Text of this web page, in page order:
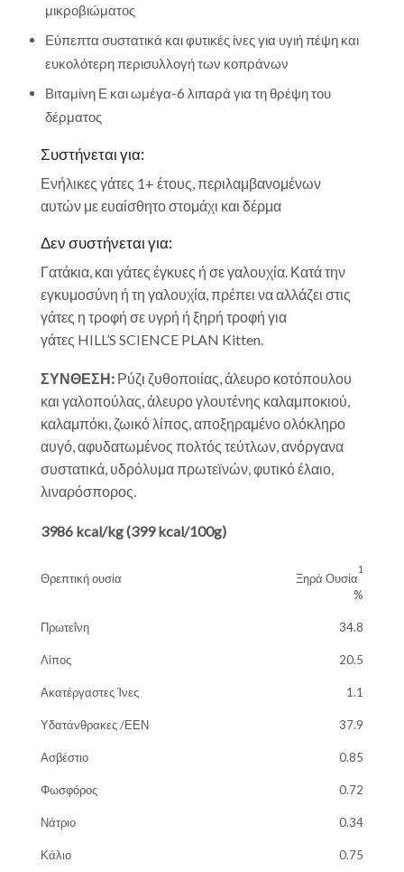
μικροβιώματος
Εύπεπτα συστατικά και φυτικές ίνες για υγιή πέψη και
ευκολότερη περισυλλογή των κοπράνων
Βιταμίνη Ε και ωμέγα-6 λιπαρά για τη θρέψη του
δέρματος
Συστήνεται για:
Ενήλικες γάτες 1+ έτους, περιλαμβανομένων
αυτών με ευαίσθητο στομάχι και δέρμα
Δεν συστήνεται για:
Γατάκια, και γάτες έγκυες ή σε γαλουχία. Κατά την
εγκυμοσύνη ή τη γαλουχία, πρέπει να αλλάζει στις
γάτες η τροφή σε υγρή ή ξηρή τροφή για
γάτες HILL’S SCIENCE PLAN Kitten.
ΣΥΝΘΕΣΗ: Ρύζι ζυθοποιίας, άλευρο κοτόπουλου
και γαλοπούλας, άλευρο γλουτένης καλαμποκιού,
καλαμπόκι, ζωικό λίπος, αποξηραμένο ολόκληρο
αυγό, αφυδατωμένος πολτός τεύτλων, ανόργανα
συστατικά, υδρόλυμα πρωτεϊνών, φυτικό έλαιο,
λιναρόσπορος.
3986 kcal/kg (399 kcal/100g)
Θρεπτική ουσία Ξηρά Ουσία
1
%
Πρωτεΐνη 34.8
Λίπος 20.5
Ακατέργαστες Ίνες 1.1
Υδατάνθρακες /ΕΕΝ 37.9
Ασβέστιο 0.85
Φωσφόρος 0.72
Νάτριο 0.34
Κάλιο 0.75